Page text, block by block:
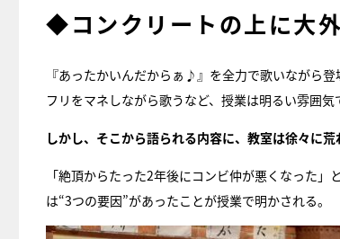
◆コンクリートの上に大
『あったかいんだからぁ♪』を全力で歌いながら
フリをマネしながら歌うなど、授業は明るい雰囲気
しかし、そこから語られる内容に、教室は徐々に
「絶頂からたった2年後にコンビ仲が悪くなった
は“3つの要因”があったことが授業で明かされる。